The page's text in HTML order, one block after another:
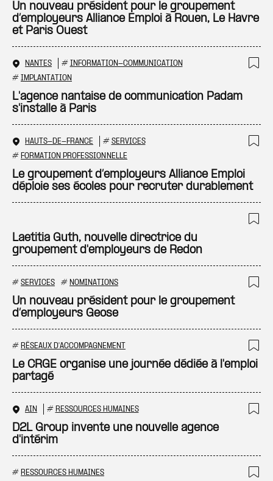
Un nouveau président pour le groupement
d’employeurs Alliance Emploi à Rouen, Le Havre
et Paris Ouest
NANTES # INFORMATION-COMMUNICATION
# IMPLANTATION
L'agence nantaise de communication Padam
s'installe à Paris
HAUTS-DE-FRANCE # SERVICES
# FORMATION PROFESSIONNELLE
Le groupement d’employeurs Alliance Emploi
déploie ses écoles pour recruter durablement
Laetitia Guth, nouvelle directrice du
groupement d'employeurs de Redon
# SERVICES # NOMINATIONS
Un nouveau président pour le groupement
d’employeurs Geose
# RÉSEAUX D'ACCOMPAGNEMENT
Le CRGE organise une journée dédiée à l'emploi
partagé
AIN # RESSOURCES HUMAINES
D2L Group invente une nouvelle agence
d'intérim
# RESSOURCES HUMAINES